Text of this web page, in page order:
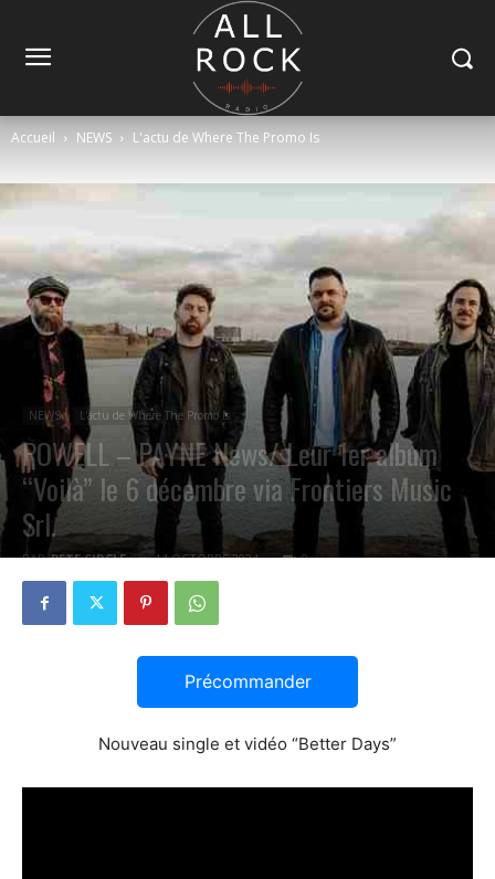
Accueil NEWS L'actu de Where The Promo Is
NEWS L'actu de Where The Promo Is
POWELL – PAYNE News/ Leur 1er album
“Voilà” le 6 décembre via Frontiers Music
Srl.
PAR PETE CIRCLE 14 OCTOBRE 2024 0
Précommander
Nouveau single et vidéo “Better Days”